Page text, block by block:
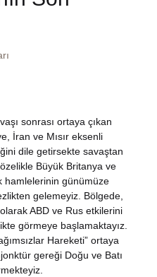
Fransızca
Ingilizce
Kişisel Gelişim
Psikoloji
sonrası ortaya çıkan
İran ve Mısır eksenli
dile getirsekte savaştan
Büyük Britanya ve
hamlelerinin günümüze
gelemeyiz. Bölgede,
ABD ve Rus etkilerini
görmeye başlamaktayız.
Hareketi” ortaya
gereği Doğu ve Batı